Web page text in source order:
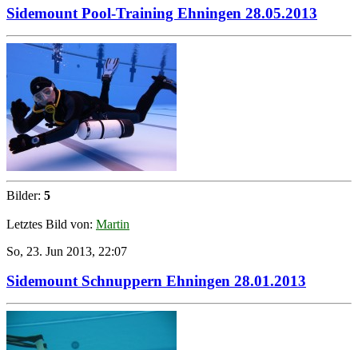
Sidemount Pool-Training Ehningen 28.05.2013
Bilder: 5
Letztes Bild von: Martin
So, 23. Jun 2013, 22:07
Sidemount Schnuppern Ehningen 28.01.2013